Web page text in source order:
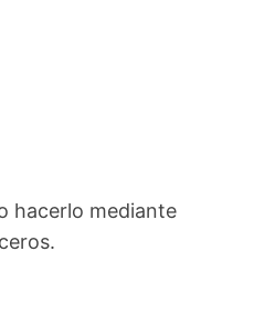
hacerlo mediante